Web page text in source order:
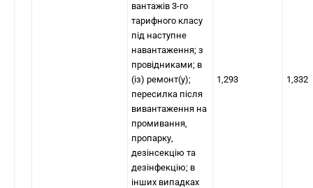
вантажів 3-го
тарифного класу
під наступне
навантаження; з
провідниками; в
(із) ремонт(у);
пересилка після
вивантаження на
промивання,
пропарку,
дезінсекцію та
дезінфекцію; в
інших випадках
1,293 1,332